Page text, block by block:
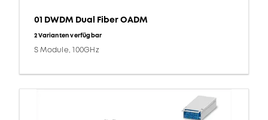
01 DWDM Dual Fiber OADM
2 Varianten verfügbar
S Module, 100GHz